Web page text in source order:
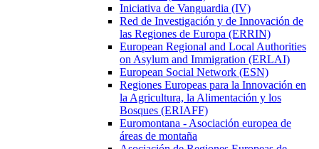
Iniciativa de Vanguardia (IV)
Red de Investigación y de Innovación de
las Regiones de Europa (ERRIN)
European Regional and Local Authorities
on Asylum and Immigration (ERLAI)
European Social Network (ESN)
Regiones Europeas para la Innovación en
la Agricultura, la Alimentación y los
Bosques (ERIAFF)
Euromontana - Asociación europea de
áreas de montaña